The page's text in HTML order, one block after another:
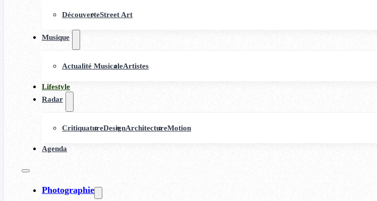
DécouverteStreet Art
Musique
Actualité MusicaleArtistes
Lifestyle
Radar
CritiquatureDesignArchitectureMotion
Agenda
Photographie